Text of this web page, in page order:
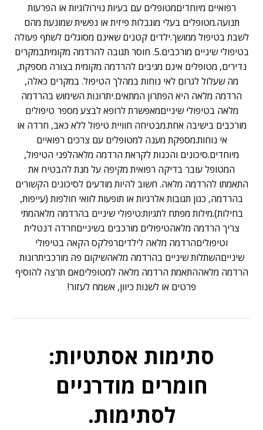
רפואיים מיוחדיםמטופלים עם בעיות נוירולוגיות או הפרעות
תנועה.מטופלים בעלי מוגבלות פיזית או נפשית שמונעת מהם
לשבת בטיפול ממושך.ילדים קטנים שאינם מסוגלים לשתף פעולה
בטיפולי שיניים מורכבים.5. חוסר תגובה להרדמה מקומיתבמקרים
נדירים, מטופלים אינם מגיבים להרדמה מקומית בצורה מספקת,
מה שעלול לגרום לאי נוחות במהלך הטיפול. במקרים כאלה,
הרדמה מלאה היא הפתרון המתאים.יתרונות השימוש בהרדמה
מלאה בטיפולי שינייםמאפשרת לרופא לבצע מספר טיפולים
מורכבים בישיבה אחת.מבטיחה חוויית טיפול ללא כאב, חרדה או
אי נוחות.מספקת מענה למטופלים עם צרכים רפואיים
מיוחדים.סיכונים והכנות לקראת הרדמה מלאהלפני הטיפול,
המטופל עובר בדיקה רפואית מקיפה על מנת להבטיח את
התאמתו להרדמה מלאה. חשוב להיות מודעים לסיכונים הקשורים
בהרדמה, כגון תגובות אלרגיות או תופעות לוואי חולפות (עייפות,
בחילות).מילות מפתח לתגיות:טיפולי שיניים בהרדמה מלאהמתי
צריך הרדמה מלאהטיפולים מורכבים בשינייםחרדה דנטלית
וטיפוליםהרדמה מלאה לילדיםרפלקס הקאה בטיפולי
שינייםהשתלות שיניים בהרדמה מלאהשיקום פה מורכביתרונות
הרדמה מלאההתאמת הרדמה מלאה למטופליםאם תרצה להוסיף
פרטים או לשנות כיוון, אשמח לעזור!
סתימות אסתטיות:
חומרים מודרניים
לסתימות.